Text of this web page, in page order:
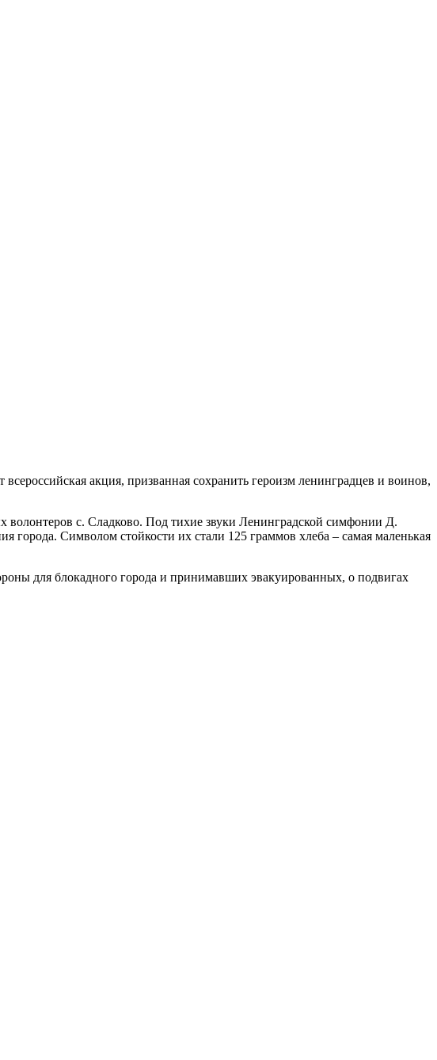
акция, призванная сохранить героизм ленинградцев и воинов,
с. Сладково. Под тихие звуки Ленинградской симфонии Д.
Символом стойкости их стали 125 граммов хлеба – самая маленькая
для блокадного города и принимавших эвакуированных, о подвигах